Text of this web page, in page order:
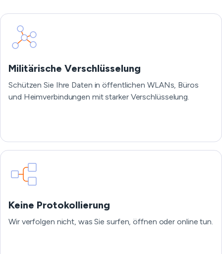
Militärische Verschlüsselung
Schützen Sie Ihre Daten in öffentlichen WLANs, Büros
und Heimverbindungen mit starker Verschlüsselung.
Keine Protokollierung
Wir verfolgen nicht, was Sie surfen, öffnen oder online tun.